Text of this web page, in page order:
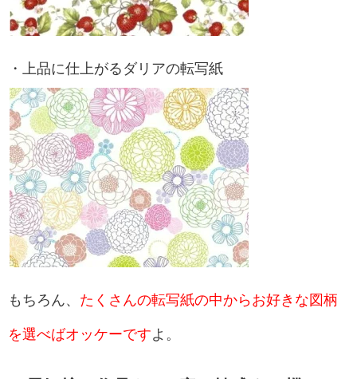
・上品に仕上がるダリアの転写紙
もちろん、 たくさんの転写紙の中からお好きな図柄
を選べばオッケーですよ。